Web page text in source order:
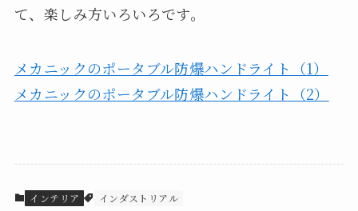
て、楽しみ方いろいろです。
メカニックのポータブル防爆ハンドライト（1）
メカニックのポータブル防爆ハンドライト（2）
インテリア インダストリアル